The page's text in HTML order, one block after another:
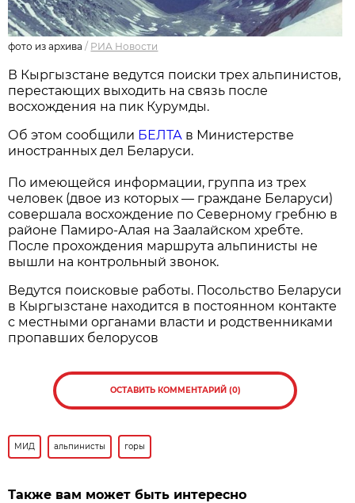
фото из архива / РИА Новости
В Кыргызстане ведутся поиски трех альпинистов,
перестающих выходить на связь после
восхождения на пик Курумды.
Об этом сообщили БЕЛТА в Министерстве
иностранных дел Беларуси.
По имеющейся информации, группа из трех
человек (двое из которых — граждане Беларуси)
совершала восхождение по Северному гребню в
районе Памиро-Алая на Заалайском хребте.
После прохождения маршрута альпинисты не
вышли на контрольный звонок.
Ведутся поисковые работы. Посольство Беларуси
в Кыргызстане находится в постоянном контакте
с местными органами власти и родственниками
пропавших белорусов
ОСТАВИТЬ КОММЕНТАРИЙ (0)
МИД альпинисты горы
Также вам может быть интересно